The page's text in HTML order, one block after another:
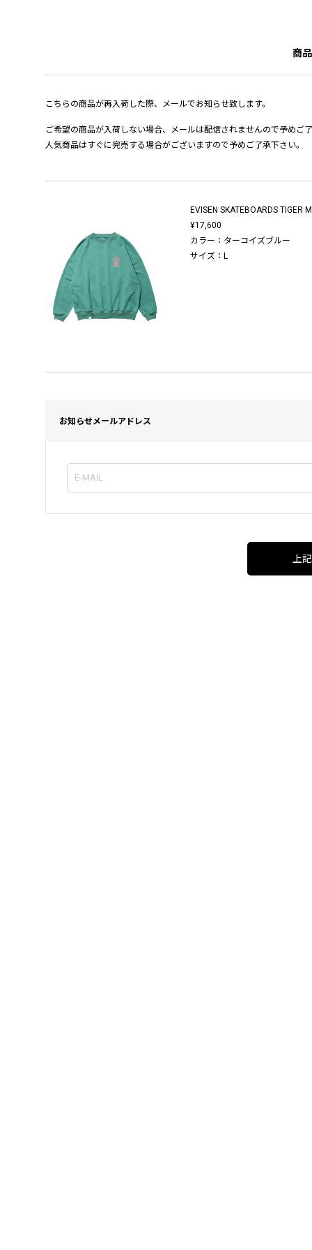
商
こちらの商品が再入荷した際、メールでお知らせ致します。
ご希望の商品が入荷しない場合、メールは配信されませんので予めご
人気商品はすぐに完売する場合がございますので予めご了承下さい。
EVISEN SKATEBOARDS TIGER
¥17,600
カラー：ターコイズブルー
サイズ：L
お知らせメールアドレス
上